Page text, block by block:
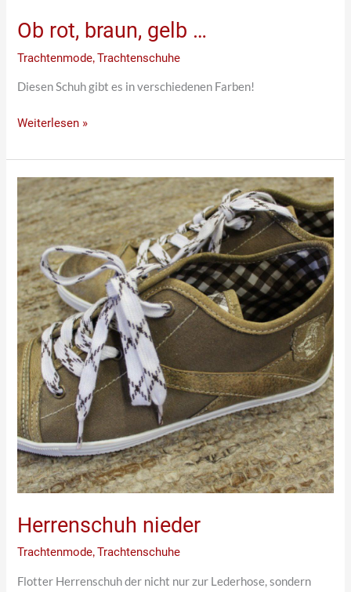
Ob rot, braun, gelb …
Trachtenmode,Trachtenschuhe
Diesen Schuh gibt es in verschiedenen Farben!
Weiterlesen »
Herrenschuh nieder
Trachtenmode,Trachtenschuhe
Flotter Herrenschuh der nicht nur zur Lederhose, sondern
Herrenschuh
nieder